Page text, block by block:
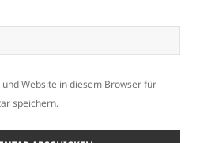
Website in diesem Browser für
speichern.